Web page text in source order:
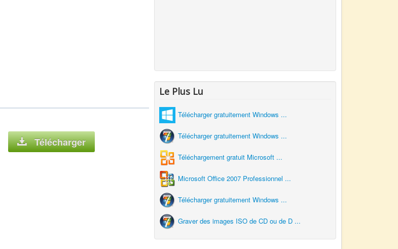
Télécharger
Le Plus Lu
Télécharger gratuitement Windows ...
Télécharger gratuitement Windows ...
Téléchargement gratuit Microsoft ...
Microsoft Office 2007 Professionnel ...
Télécharger gratuitement Windows ...
Graver des images ISO de CD ou de D ...